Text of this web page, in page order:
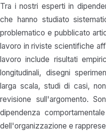
Tra i nostri esperti in
che hanno studiato
problematico e pubblicato
lavoro in riviste scientifiche
lavoro include risultati
longitudinali, disegni
larga scala, studi di casi,
revisione sull'argomento.
dipendenza
dell'organizzazione e